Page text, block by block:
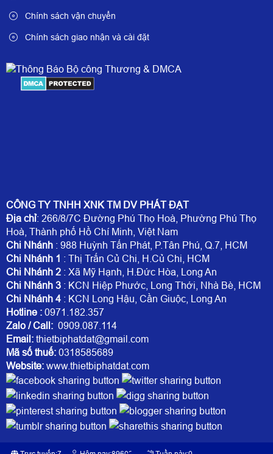
CÔNG TY TNHH XNK TM DV PHÁT ĐẠT
Địa chỉ: 266/8/7C Đường Phú Thọ Hoà, Phường Phú Thọ
Hoà, Thành phố Hồ Chí Minh, Việt Nam
Chi Nhánh : 988 Huỳnh Tấn Phát, P.Tân Phú, Q.7, HCM
Chi Nhánh 1 : Thị Trấn Củ Chi, H.Củ Chi, HCM
Chi Nhánh 2 : Xã Mỹ Hạnh, H.Đức Hòa, Long An
Chi Nhánh 3 : KCN Hiệp Phước, Long Thới, Nhà Bè, HCM
Chi Nhánh 4 : KCN Long Hậu, Cần Giuộc, Long An
Hotline : 0971.182.357
Zalo / Call: 0909.087.114
Email: thietbiphatdat@gmail.com
Mã số thuế: 0318585689
Website: www.thietbiphatdat.com
Chính sách vận chuyển
Chính sách giao nhận và cài đặt